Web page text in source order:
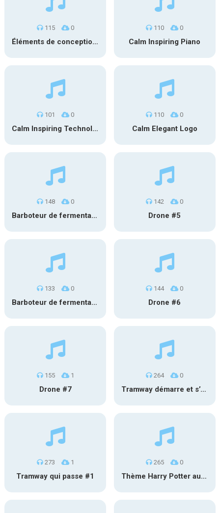
115 0
Éléments de conception sonore SFX PS 022
110 0
Calm Inspiring Piano
101 0
Calm Inspiring Technology Logo
110 0
Calm Elegant Logo
148 0
Barboteur de fermentation #1
142 0
Drone #5
133 0
Barboteur de fermentation #2
144 0
Drone #6
155 1
Drone #7
264 0
Tramway démarre et s’éloigne #2
273 1
Tramway qui passe #1
265 0
Thème Harry Potter au carillon